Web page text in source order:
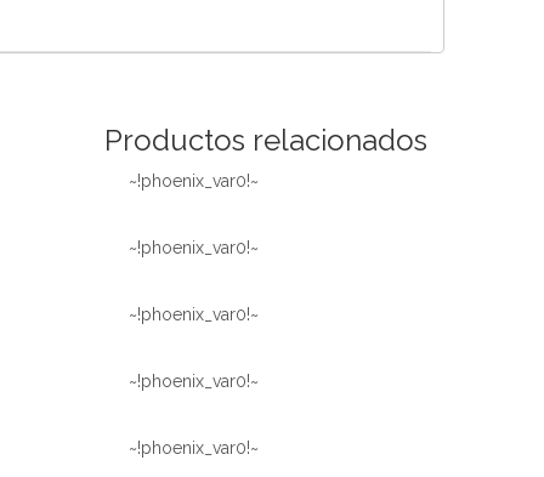
Productos relacionados
~!phoenix_var0!~
~!phoenix_var0!~
~!phoenix_var0!~
~!phoenix_var0!~
~!phoenix_var0!~